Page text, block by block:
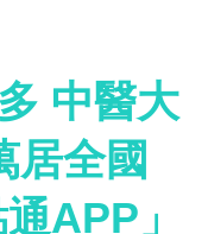
中醫大
居全國
APP」